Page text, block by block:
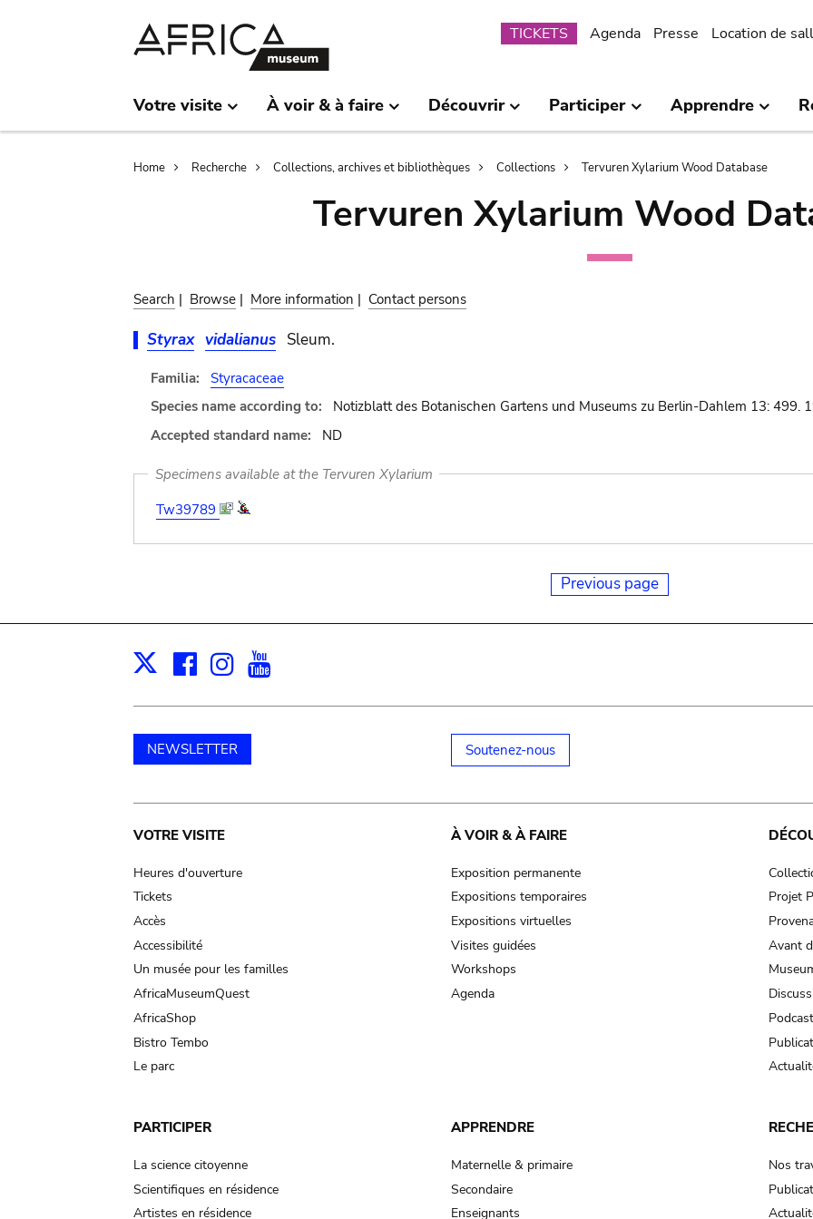
Submenu
TICKETS Agenda Presse Location de
Votre visite À voir & à faire Découvrir Participer Apprendre
Breadcrumb
Home Recherche Collections, archives et bibliothèques Collections Tervuren Xylarium Wood Database
Tervuren Xylarium Wood
Search | Browse | More information | Contact persons
Styrax vidalianus Sleum.
Familia:
Styracaceae
Species name according to:
Notizblatt des Botanischen Gartens und Museums zu Berlin-Dahlem 13: 499.
Accepted standard name:
ND
Specimens available at the Tervuren Xylarium
Tw39789
Previous page
X Facebook
Instagram
NEWSLETTER Soutenez-nous
Main
navigation
VOTRE VISITE
Heures d'ouverture
Tickets
Accès
Accessibilité
Un musée pour les familles
AfricaMuseumQuest
AfricaShop
Bistro Tembo
Le parc
À VOIR & À FAIRE
Exposition permanente
Expositions temporaires
Expositions virtuelles
Visites guidées
Workshops
Agenda
Projet
Avant
PARTICIPER
La science citoyenne
Scientifiques en résidence
Artistes en résidence
APPRENDRE
Maternelle & primaire
Secondaire
Enseignants
Nos